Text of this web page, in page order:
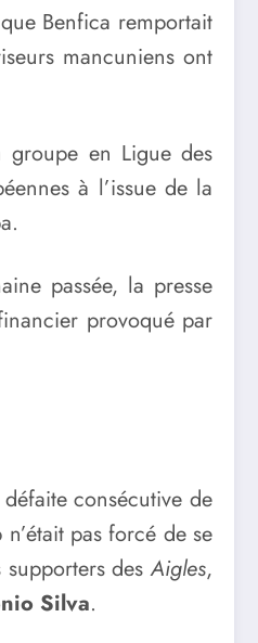
Benfica remportait
mancuniens ont
groupe en Ligue des
à l’issue de la
passée, la presse
provoqué par
consécutive de
pas forcé de se
supporters desAigles,
Silva.